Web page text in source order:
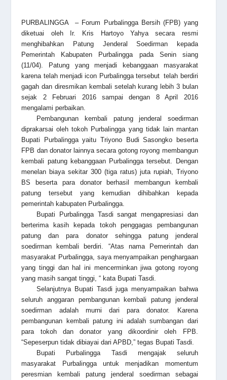
PURBALINGGA – Forum Purbalingga Bersih (FPB) yang
diketuai oleh Ir. Kris Hartoyo Yahya secara resmi
menghibahkan Patung Jenderal Soedirman kepada
Pemerintah Kabupaten Purbalingga pada Senin siang
(11/04). Patung yang menjadi kebanggaan masyarakat
karena telah menjadi icon Purbalingga tersebut telah berdiri
gagah dan diresmikan kembali setelah kurang lebih 3 bulan
sejak 2 Februari 2016 sampai dengan 8 April 2016
mengalami perbaikan.
Pembangunan kembali patung jenderal soedirman
diprakarsai oleh tokoh Purbalingga yang tidak lain mantan
Bupati Purbalingga yaitu Triyono Budi Sasongko beserta
FPB dan donator lainnya secara gotong royong membangun
kembali patung kebanggaan Purbalingga tersebut. Dengan
menelan biaya sekitar 300 (tiga ratus) juta rupiah, Triyono
BS beserta para donator berhasil membangun kembali
patung tersebut yang kemudian dihibahkan kepada
pemerintah kabupaten Purbalingga.
Bupati Purbalingga Tasdi sangat mengapresiasi dan
berterima kasih kepada tokoh penggagas pembangunan
patung dan para donator sehingga patung jenderal
soedirman kembali berdiri. “Atas nama Pemerintah dan
masyarakat Purbalingga, saya menyampaikan penghargaan
yang tinggi dan hal ini mencerminkan jiwa gotong royong
yang masih sangat tinggi, “ kata Bupati Tasdi.
Selanjutnya Bupati Tasdi juga menyampaikan bahwa
seluruh anggaran pembangunan kembali patung jenderal
soedirman adalah murni dari para donator. Karena
pembangunan kembali patung ini adalah sumbangan dari
para tokoh dan donator yang dikoordinir oleh FPB.
“Sepeserpun tidak dibiayai dari APBD,” tegas Bupati Tasdi.
Bupati Purbalingga Tasdi mengajak seluruh
masyarakat Purbalingga untuk menjadikan momentum
peresmian kembali patung jenderal soedirman sebagai